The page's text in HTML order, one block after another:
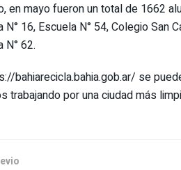
en mayo fueron un total de 1662
N° 16, Escuela N° 54, Colegio San
N° 62.
bahiarecicla.bahia.gob.ar/ se
trabajando por una ciudad más